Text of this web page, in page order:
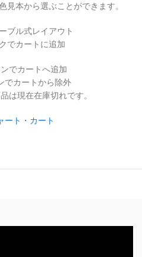
見本から選ぶことができます。
ブル式レイアウト
でカートに追加
でカートへ追加
でカートから除外
は現在在庫切れです。
ート・カート